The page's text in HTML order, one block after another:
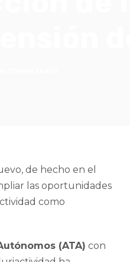
de hecho en el
las oportunidades
como
(ATA) con